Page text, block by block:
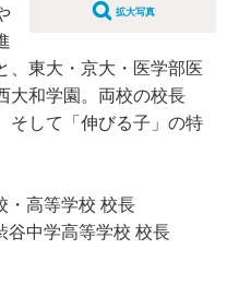
拡大写真
、東大・京大・医学部医
大和学園。両校の校長
そして「伸びる子」の特
・高等学校 校長
谷中学高等学校 校長